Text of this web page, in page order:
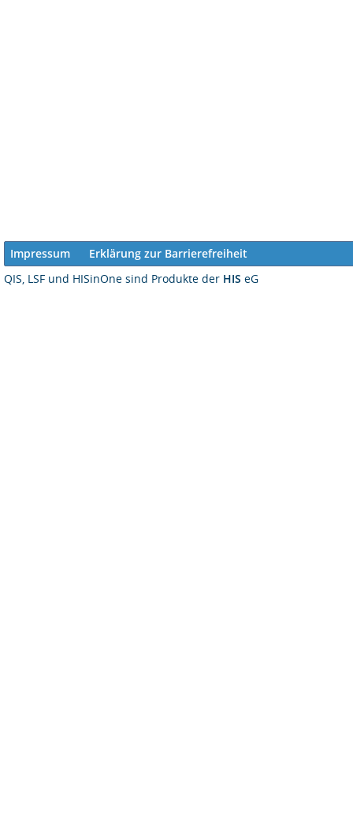
Impressum
Erklärung zur Barrierefreiheit
QIS, LSF und HISinOne sind Produkte der HIS eG